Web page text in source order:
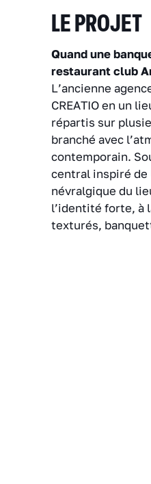
LE PROJET
Quand une
restaurant club
L’ancienne
CREATIO en un
répartis sur
branché avec
contemporain.
central inspiré de
névralgique du
l’identité forte, à
texturés,